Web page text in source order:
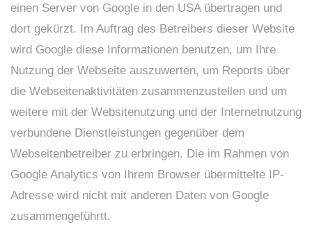
einen Server von Google in den USA übertragen und
dort gekürzt. Im Auftrag des Betreibers dieser Website
wird Google diese Informationen benutzen, um Ihre
Nutzung der Webseite auszuwerten, um Reports über
die Webseitenaktivitäten zusammenzustellen und um
weitere mit der Websitenutzung und der Internetnutzung
verbundene Dienstleistungen gegenüber dem
Webseitenbetreiber zu erbringen. Die im Rahmen von
Google Analytics von Ihrem Browser übermittelte IP-
Adresse wird nicht mit anderen Daten von Google
zusammengeführtt.